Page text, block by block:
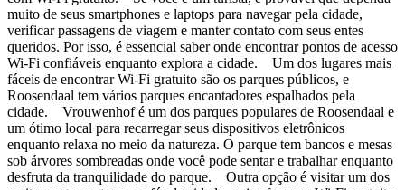
muito de seus smartphones e laptops para navegar pela cidade,
verificar passagens de viagem e manter contato com seus entes
queridos. Por isso, é essencial saber onde encontrar pontos de acesso
Wi-Fi confiáveis enquanto explora a cidade. Um dos lugares mais
fáceis de encontrar Wi-Fi gratuito são os parques públicos, e
Roosendaal tem vários parques encantadores espalhados pela
cidade. Vrouwenhof é um dos parques populares de Roosendaal e
um ótimo local para recarregar seus dispositivos eletrônicos
enquanto relaxa no meio da natureza. O parque tem bancos e mesas
sob árvores sombreadas onde você pode sentar e trabalhar enquanto
desfruta da tranquilidade do parque. Outra opção é visitar um dos